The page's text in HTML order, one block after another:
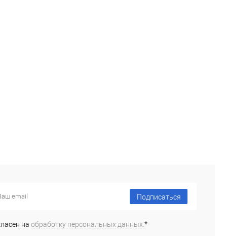
Подписаться
на обработку персональных данных. *